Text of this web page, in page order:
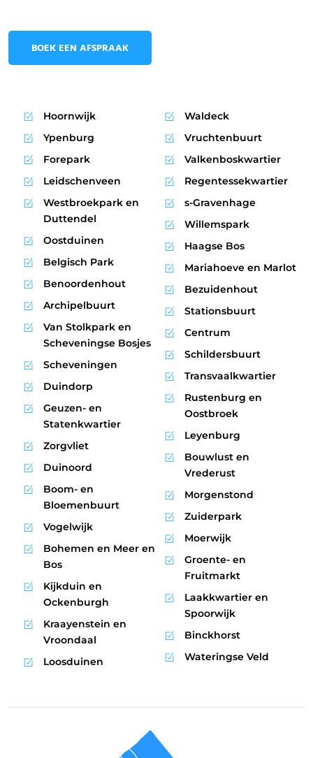
Hoornwijk
Ypenburg
Forepark
Leidschenveen
Westbroekpark en
Duttendel
Oostduinen
Belgisch Park
Benoordenhout
Archipelbuurt
Van Stolkpark en
Scheveningse Bosjes
Scheveningen
Duindorp
Geuzen- en
Statenkwartier
Zorgvliet
Duinoord
Boom- en
Bloemenbuurt
Vogelwijk
Bohemen en Meer en
Bos
Kijkduin en
Ockenburgh
Kraayenstein en
Vroondaal
Loosduinen
Waldeck
Vruchtenbuurt
Valkenboskwartier
Regentessekwartier
s-Gravenhage
Willemspark
Haagse Bos
Mariahoeve en Marlot
Bezuidenhout
Stationsbuurt
Centrum
Schildersbuurt
Transvaalkwartier
Rustenburg en
Oostbroek
Leyenburg
Bouwlust en
Vrederust
Morgenstond
Zuiderpark
Moerwijk
Groente- en
Fruitmarkt
Laakkwartier en
Spoorwijk
Binckhorst
Wateringse Veld
BOEK EEN AFSPRAAK